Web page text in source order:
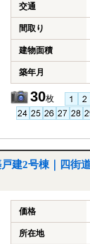
交通
間取り
建物面積
築年月
30枚
建2号棟｜四街
価格
所在地